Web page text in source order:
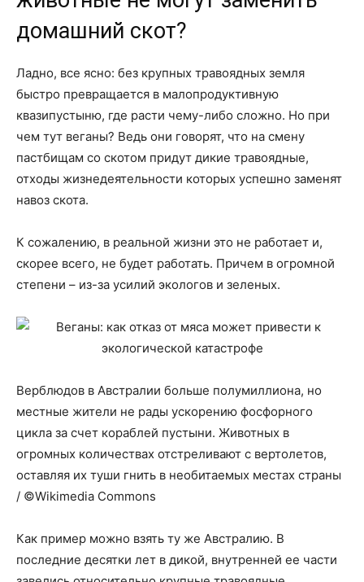
домашний скот?
Ладно, все ясно: без крупных травоядных земля
быстро превращается в малопродуктивную
квазипустыню, где расти чему-либо сложно. Но при
чем тут веганы? Ведь они говорят, что на смену
пастбищам со скотом придут дикие травоядные,
отходы жизнедеятельности которых успешно заменят
навоз скота.
К сожалению, в реальной жизни это не работает и,
скорее всего, не будет работать. Причем в огромной
степени – из-за усилий экологов и зеленых.
Верблюдов в Австралии больше полумиллиона, но
местные жители не рады ускорению фосфорного
цикла за счет кораблей пустыни. Животных в
огромных количествах отстреливают с вертолетов,
оставляя их туши гнить в необитаемых местах страны
/ ©Wikimedia Commons
Как пример можно взять ту же Австралию. В
последние десятки лет в дикой, внутренней ее части